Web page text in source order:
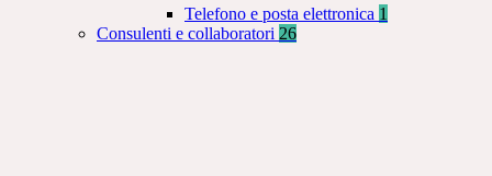
Telefono e posta elettronica 1
Consulenti e collaboratori 26